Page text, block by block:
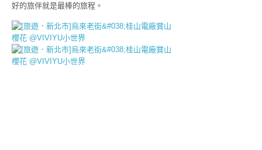
好的旅伴就是最棒的旅程。